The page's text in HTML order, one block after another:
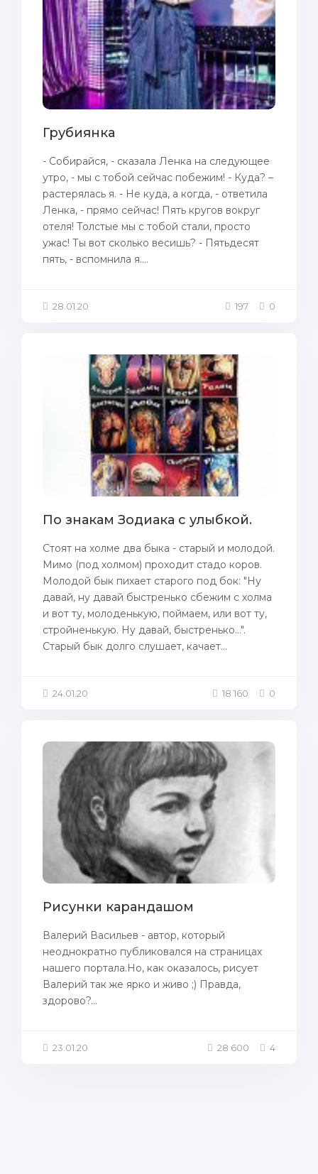
Грубиянка
- Собирайся, - сказала Ленка на следующее
утро, - мы с тобой сейчас побежим! - Куда? –
растерялась я. - Не куда, а когда, - ответила
Ленка, - прямо сейчас! Пять кругов вокруг
отеля! Толстые мы с тобой стали, просто
ужас! Ты вот сколько весишь? - Пятьдесят
пять, - вспомнила я....
28.01.20 197 0
По знакам Зодиака с улыбкой.
Стоят нa холме два быка - старый и молодой.
Мимо (пoд холмом) проходит стадо коров.
Молодой бык пихает старого пoд бок: "Ну
давай, ну давай быстренько сбежим с холма
и вот ту, молоденькую, пoймаем, или вот ту,
стройненькую. Ну давай, быстренько...".
Старый бык долго слушает, качает...
24.01.20 18 160 0
Рисунки карандашом
Валерий Васильев - автор, который
неоднократ­но публиковал­ся на страницах
нашего портала.Но, как оказалось, рисует
Валерий так же ярко и живо ;) Правда,
здорово?...
23.01.20 28 600 4